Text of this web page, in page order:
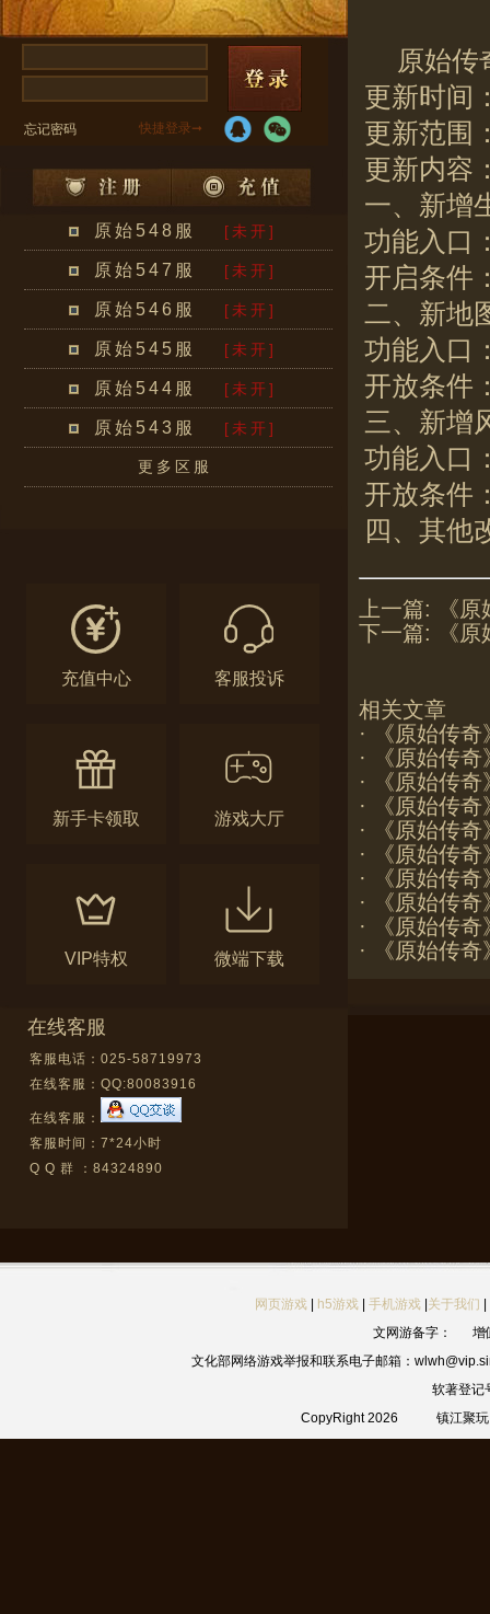
原始548服 [未开]
原始547服 [未开]
原始546服 [未开]
原始545服 [未开]
原始544服 [未开]
原始543服 [未开]
更多区服
充值中心 客服投诉
新手卡领取 游戏大厅
VIP特权 微端下载
在线客服
客服电话：025-58719973
在线客服： QQ:80083916
在线客服：
客服时间：7*24小时
Q Q 群 ：84324890
原始传
更新时间
更新范围
更新内容
一、新增
功能入口
开启条件
二、新地
功能入口
开放条件
三、新增
功能入口
开放条件
四、其他
上一篇:
《
下一篇:
《
相关文章
·
《原始传
·
《原始传
·
《原始传
·
《原始传
·
《原始传
·
《原始传
·
《原始传
·
《原始传
·
《原始传
·
《原始传
网页游戏| h5游戏| 手机游戏| 关于我们
文网游备字：
增
文化部网络游戏举报和联系电子邮箱：
软著登记
CopyRight 2026
镇江聚